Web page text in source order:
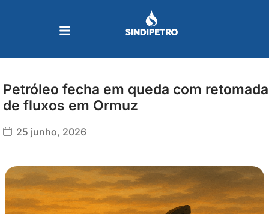
Petróleo fecha em queda com retomada
de fluxos em Ormuz
25 junho, 2026